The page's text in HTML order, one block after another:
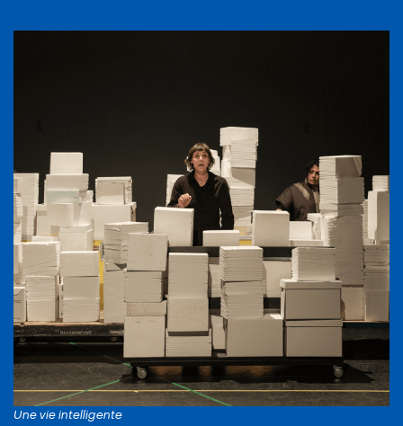
Une vie intelligente